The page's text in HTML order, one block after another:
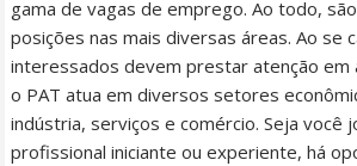
gama de vagas de emprego. Ao todo,
posições nas mais diversas áreas. Ao se
interessados devem prestar atenção em
o PAT atua em diversos setores
indústria, serviços e comércio. Seja você
profissional iniciante ou experiente, há